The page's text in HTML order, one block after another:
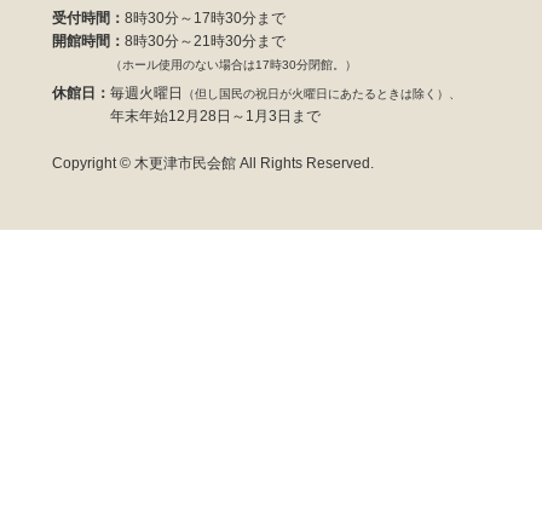
受付時間： 8時30分～17時30分まで
開館時間： 8時30分～21時30分まで
（ホール使用のない場合は17時30分閉館。）
休館日： 毎週火曜日 （但し国民の祝日が火曜日にあたるときは除く）、
年末年始12月28日～1月3日まで
Copyright © 木更津市民会館 All Rights Reserved.